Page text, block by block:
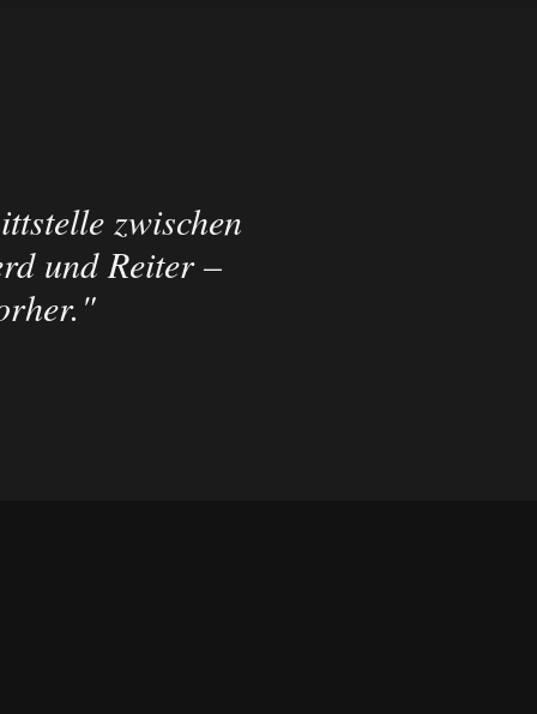
zwischen
und Reiter –
"